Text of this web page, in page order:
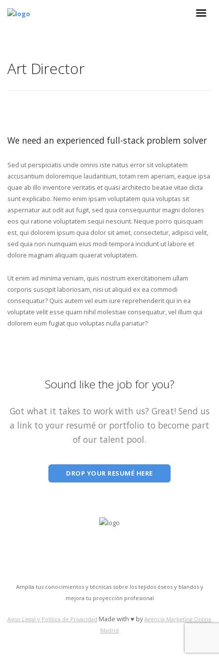
Art Director
We need an experienced full-stack problem solver
Sed ut perspiciatis unde omnis iste natus error sit voluptatem
accusantium doloremque laudantium, totam rem aperiam, eaque ipsa
quae ab illo inventore veritatis et quasi architecto beatae vitae dicta
sunt explicabo. Nemo enim ipsam voluptatem quia voluptas sit
aspernatur aut odit aut fugit, sed quia consequuntur magni dolores
eos qui ratione voluptatem sequi nesciunt. Neque porro quisquam
est, qui dolorem ipsum quia dolor sit amet, consectetur, adipisci velit,
sed quia non numquam eius modi tempora incidunt ut labore et
dolore magnam aliquam quaerat voluptatem.
Ut enim ad minima veniam, quis nostrum exercitationem ullam
corporis suscipit laboriosam, nisi ut aliquid ex ea commodi
consequatur? Quis autem vel eum iure reprehenderit qui in ea
voluptate velit esse quam nihil molestiae consequatur, vel illum qui
dolorem eum fugiat quo voluptas nulla pariatur?
Sound like the job for you?
Got what it takes to work with us? Great! Send us
a link to your resumé or portfolio to become part
of our talent pool.
DROP YOUR RESUMÉ HERE
Amplía tus conocimientos y técnicas sobre los tejidos óseos y blandos y
mejora tu proyección profesional
Aviso Legal y Política de Privacidad Made with ♥ byAgencia Marketing Online
Madrid